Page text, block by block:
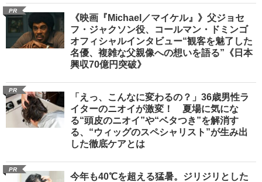
PR
《映画『Michael／マイケル』》父ジョセ
フ・ジャクソン役、コールマン・ドミンゴ
オフィシャルインタビュー“観客を魅了した
名優、複雑な父親像への想いを語る”《日本
興収70億円突破》
PR
「えっ、こんなに変わるの？」36歳男性ラ
イターのニオイが激変！ 夏場に気にな
る“頭皮のニオイ”や“ベタつき”を解消す
る、“ウィッグのスペシャリスト”が生み出
した徹底ケアとは
PR
今年も40℃を超える猛暑。ジリジリとした